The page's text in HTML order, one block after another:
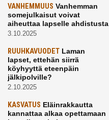
VANHEMMUUS Vanhemman
somejulkaisut voivat
aiheuttaa lapselle ahdistusta
3.10.2025
RUUHKAVUODET Laman
lapset, ettehän siirrä
köyhyyttä eteenpäin
jälkipolville?
2.10.2025
KASVATUS Eläinrakkautta
kannattaa alkaa opettamaan